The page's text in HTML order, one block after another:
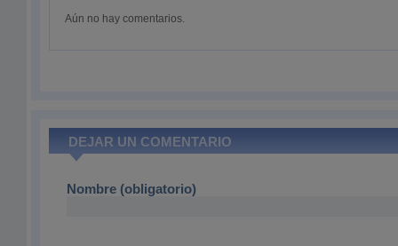
Aún no hay comentarios.
DEJAR UN COMENTARIO
Nombre (obligatorio)